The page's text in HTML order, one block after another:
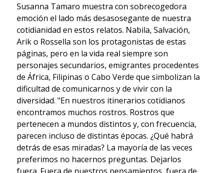
Susanna Tamaro muestra con sobrecogedora
emoción el lado más desasosegante de nuestra
cotidianidad en estos relatos. Nabila, Salvación,
Arik o Rossella son los protagonistas de estas
páginas, pero en la vida real siempre son
personajes secundarios, emigrantes procedentes
de África, Filipinas o Cabo Verde que simbolizan la
dificultad de comunicarnos y de vivir con la
diversidad. "En nuestros itinerarios cotidianos
encontramos muchos rostros. Rostros que
pertenecen a mundos distintos y, con frecuencia,
parecen incluso de distintas épocas. ¿Qué habrá
detrás de esas miradas? La mayoría de las veces
preferimos no hacernos preguntas. Dejarlos